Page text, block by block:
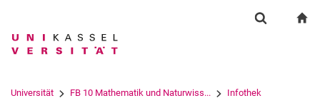
Springe direkt zu: Inhalt
Springe direkt zu: Suche
Springe direkt zu:
Suchbegriff
Universität FB 10 Mathematik und Naturwiss... Infothek